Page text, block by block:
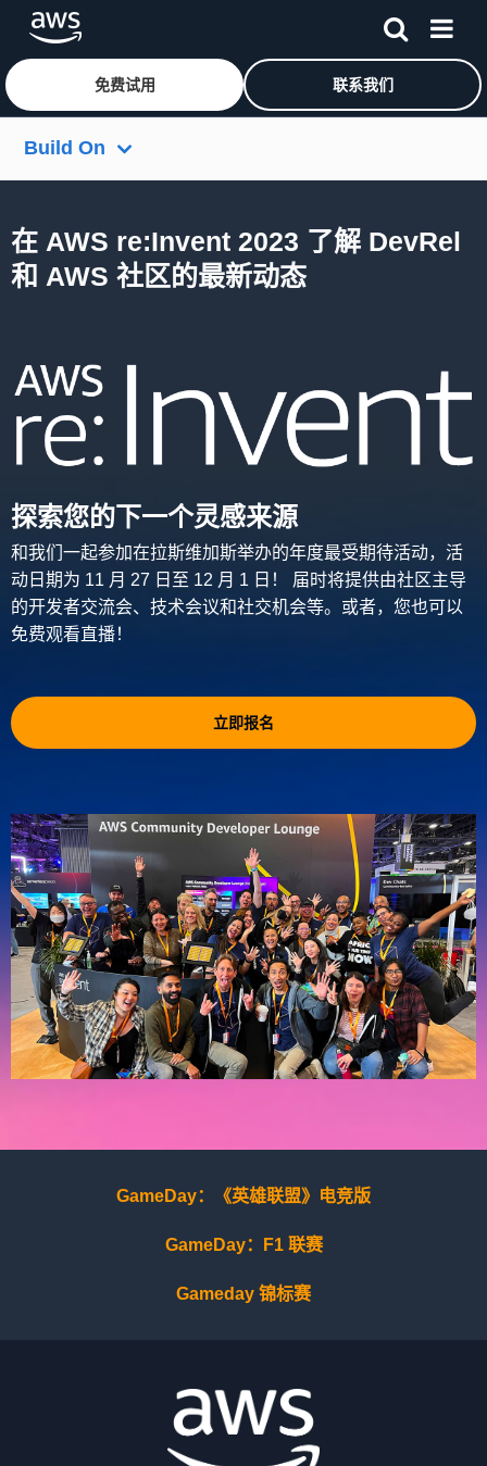
跳至主要内容
免费试用 联系我们
Build On
Build On Live
Build On AWS
在 AWS re:Invent 2023 了解 DevRel
和 AWS 社区的最新动态
探索您的下一个灵感来源
和我们一起参加在拉斯维加斯举办的年度最受期待活动，活
动日期为 11 月 27 日至 12 月 1 日！ 届时将提供由社区主导
的开发者交流会、技术会议和社交机会等。或者，您也可以
免费观看直播！
立即报名
GameDay：《英雄联盟》电竞版
GameDay：F1 联赛
Gameday 锦标赛